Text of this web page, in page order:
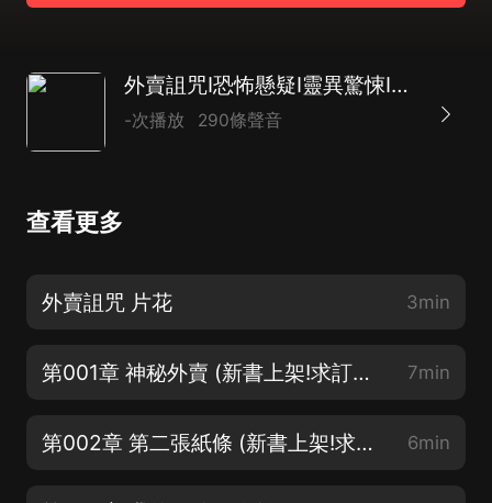
外賣詛咒I恐怖懸疑I靈異驚悚I精品多播
-次播放 290條聲音
查看更多
外賣詛咒 片花 3min
第001章 神秘外賣 (新書上架!求訂閱,求關注,求月票) 7min
第002章 第二張紙條 (新書上架!求訂閱,求關注,求月票) 6min